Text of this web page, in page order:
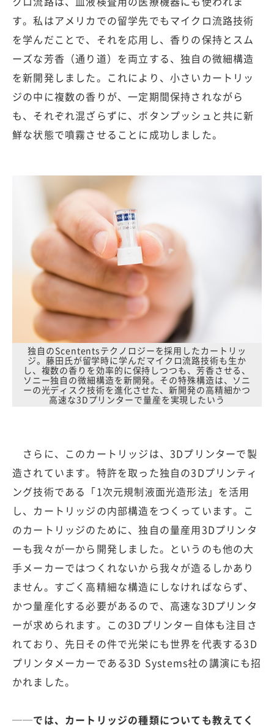
す。私はアメリカでの留学先でもマイクロ流路技術
を学んだことで、それを応用し、香りの保持とスム
ーズな芳香（通り道）を両立する、独自の微細構造
を新開発しました。これにより、小さいカートリッ
ジの中に複数の香りが、一定期間保持されながら
も、それぞれ混ざらずに、ボタンプッシュと共に新
鮮な状態で噴霧させることに成功しました。
独自のScententsテクノロジーを採用したカートリッ
ジ。藤田氏が留学時に学んだマイクロ流路技術も生か
し、複数の香りを効率的に保持しつつも、芳香させる、
ソニー独自の微細構造を新開発。その特殊構造は、ソニ
ーの光ディスク技術を進化させた、新開発の高精細かつ
高速な3Dプリンターで量産を実現したいう
さらに、このカートリッジは、3Dプリンターで製
造されています。特許を取った独自の3Dプリンティ
ング技術である「1次元規制液面光造形法」を活用
し、カートリッジの内部構造をつくっています。こ
のカートリッジのために、独自の量産用3Dプリンタ
ーも我々が一から開発しました。というのも他の大
手メーカーではつくれないから我々が造るしかあり
ません。すごく高精細な構造にしなければならず、
かつ量産化する必要があるので、高速な3Dプリンタ
ーが求められます。この3Dプリンター自体も注目さ
れており、先日その件で光栄にも世界を代表する3D
プリンタメーカーである3D Systems社の講演にも招
かれました。
──では、カートリッジの種類についても教えてく